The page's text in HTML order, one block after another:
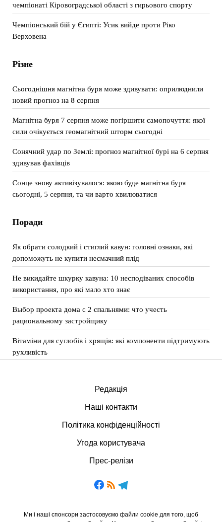
чемпіонаті Кіровоградської області з гирьового спорту
Чемпіонський бій у Єгипті: Усик вийде проти Ріко
Верховена
Різне
Сьогоднішня магнітна буря може здивувати: оприлюднили
новий прогноз на 8 серпня
Магнітна буря 7 серпня може погіршити самопочуття: якої
сили очікується геомагнітний шторм сьогодні
Сонячний удар по Землі: прогноз магнітної бурі на 6 серпня
здивував фахівців
Сонце знову активізувалося: якою буде магнітна буря
сьогодні, 5 серпня, та чи варто хвилюватися
Поради
Як обрати солодкий і стиглий кавун: головні ознаки, які
допоможуть не купити несмачний плід
Не викидайте шкурку кавуна: 10 несподіваних способів
використання, про які мало хто знає
Выбор проекта дома с 2 спальнями: что учесть
рациональному застройщику
Вітаміни для суглобів і хрящів: які компоненти підтримують
рухливість
Редакція
Наші контакти
Політика конфіденційності
Угода користувача
Прес-релізи
Ми і наші спонсори застосовуємо файли cookie для того, щоб